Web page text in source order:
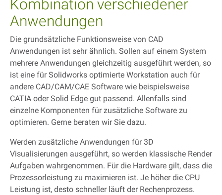
Kombination verschiedener
Anwendungen
Die grundsätzliche Funktionsweise von CAD
Anwendungen ist sehr ähnlich. Sollen auf einem System
mehrere Anwendungen gleichzeitig ausgeführt werden, so
ist eine für Solidworks optimierte Workstation auch für
andere CAD/CAM/CAE Software wie beispielsweise
CATIA oder Solid Edge gut passend. Allenfalls sind
einzelne Komponenten für zusätzliche Software zu
optimieren. Gerne beraten wir Sie dazu.
Werden zusätzliche Anwendungen für 3D
Visualisierungen ausgeführt, so werden klassische Render
Aufgaben wahrgenommen. Für die Hardware gilt, dass die
Prozessorleistung zu maximieren ist. Je höher die CPU
Leistung ist, desto schneller läuft der Rechenprozess.